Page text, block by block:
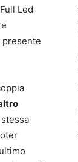
Led
presente